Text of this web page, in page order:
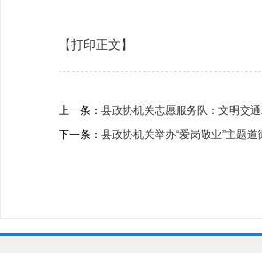
【打印正文】
上一条： 县政协机关志愿服务队：文明交
下一条： 县政协机关举办“爱岗敬业”主题道